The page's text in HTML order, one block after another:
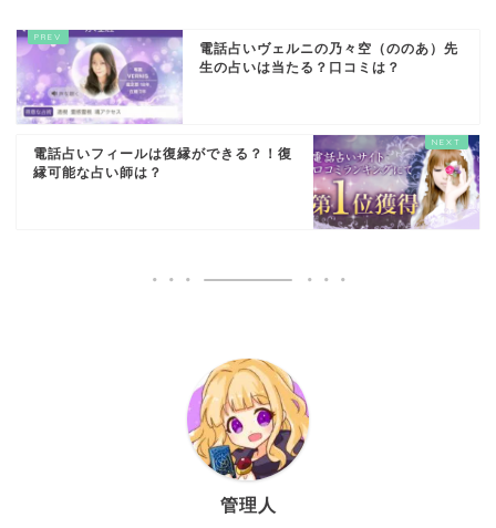
電話占いヴェルニの乃々空（ののあ）先
生の占いは当たる？口コミは？
電話占いフィールは復縁ができる？！復
縁可能な占い師は？
管理人